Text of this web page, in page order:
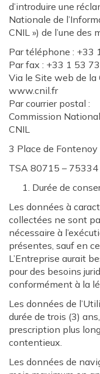
d’introduire une
Nationale de
CNIL ») de l’une des
Par téléphone : +33
Par fax : +33 1 53
Via le Site web de
www.cnil.fr
Par courrier postal :
Commission
CNIL
3 Place de Fontenoy
TSA 80715 – 75334
Durée de
Les données à
collectées ne sont
nécessaire à
présentes, sauf en
L’Entreprise aurait
pour des besoins
conformément à la
Les données de
durée de trois (3)
prescription plus
contentieux.
Les données de